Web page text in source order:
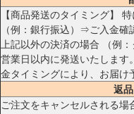
【商品発送のタイミング】
（例：銀行振込）⇒ご入金確
上記以外の決済の場合 （例
営業日以内に発送いたします
金タイミングにより、お届け
返
ご注文をキャンセルされる